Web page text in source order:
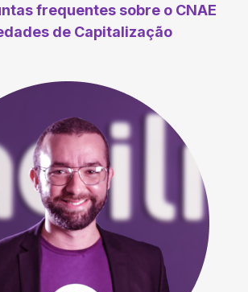
frequentes sobre o CNAE
de Capitalização